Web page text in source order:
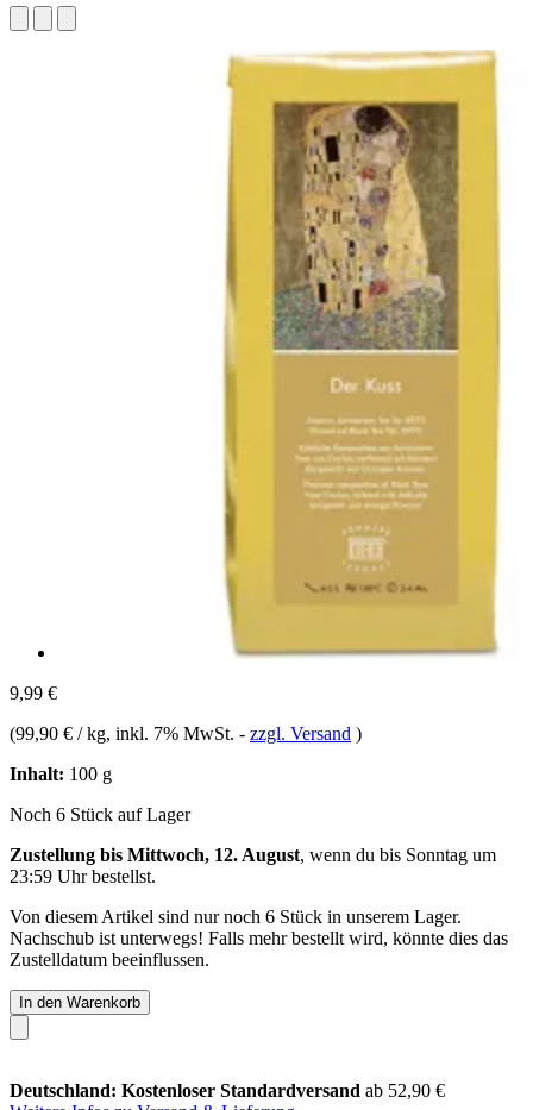
9,99 €
(99,90 € / kg, inkl. 7% MwSt. - zzgl. Versand )
Inhalt: 100 g
Noch 6 Stück auf Lager
Zustellung bis Mittwoch, 12. August, wenn du bis Sonntag um
23:59 Uhrbestellst.
Von diesem Artikel sind nur noch 6 Stück in unserem Lager.
Nachschub ist unterwegs! Falls mehr bestellt wird, könnte dies das
Zustelldatum beeinflussen.
In den Warenkorb
Deutschland: Kostenloser Standardversand ab 52,90 €